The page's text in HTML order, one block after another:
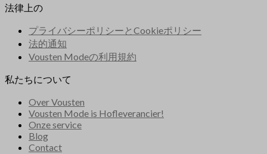
法律上の
プライバシーポリシーとCookieポリシー
法的通知
Vousten Modeの利用規約
私たちについて
Over Vousten
Vousten Mode is Hofleverancier!
Onze service
Blog
Contact